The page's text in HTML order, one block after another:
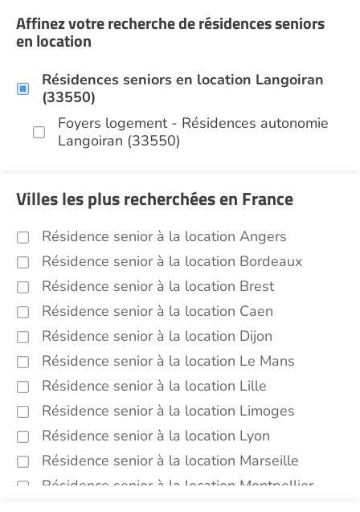
Affinez votre recherche de résidences seniors
en location
Résidences seniors en location Langoiran
(33550)
Foyers logement - Résidences autonomie
Langoiran (33550)
Villes les plus recherchées en France
Résidence senior à la location Angers
Résidence senior à la location Bordeaux
Résidence senior à la location Brest
Résidence senior à la location Caen
Résidence senior à la location Dijon
Résidence senior à la location Le Mans
Résidence senior à la location Lille
Résidence senior à la location Limoges
Résidence senior à la location Lyon
Résidence senior à la location Marseille
Résidence senior à la location Montpellier